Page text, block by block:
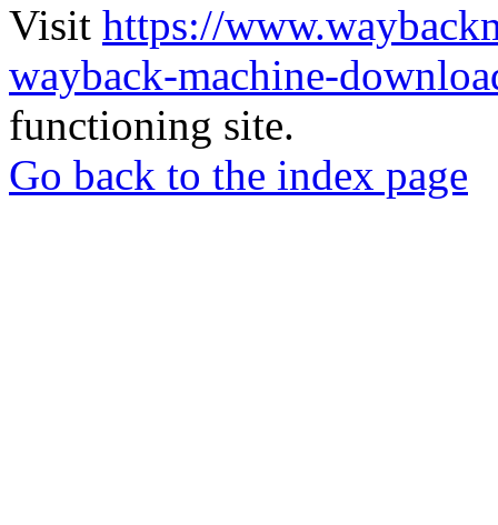
Visit https://
wayback-machine-
functioning site.
Go back to the index page